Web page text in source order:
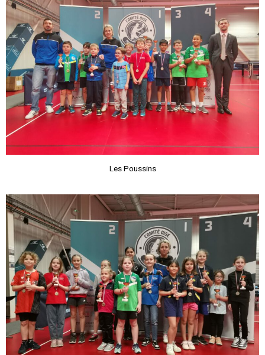
Les Poussins